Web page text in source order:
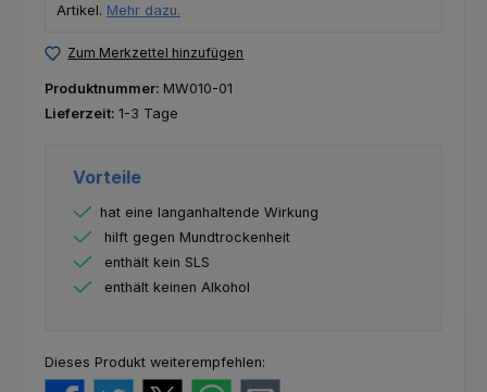
Artikel. Mehr dazu.
Zum Merkzettel hinzufügen
Produktnummer: MW010-01
Lieferzeit: 1-3 Tage
Vorteile
hat eine langanhaltende Wirkung
hilft gegen Mundtrockenheit
enthält kein SLS
enthält keinen Alkohol
Dieses Produkt weiterempfehlen: